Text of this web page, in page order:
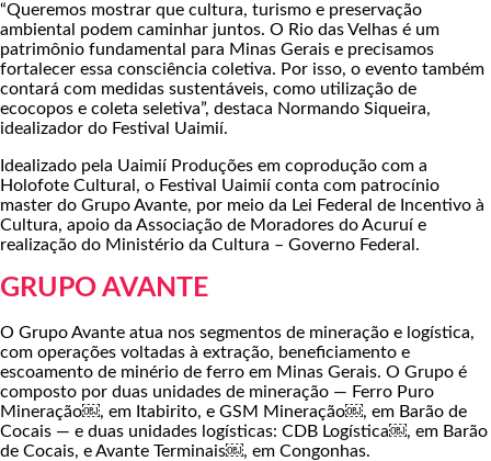
“Queremos mostrar que cultura, turismo e preservação
ambiental podem caminhar juntos. O Rio das Velhas é um
patrimônio fundamental para Minas Gerais e precisamos
fortalecer essa consciência coletiva. Por isso, o evento também
contará com medidas sustentáveis, como utilização de
ecocopos e coleta seletiva”, destaca Normando Siqueira,
idealizador do Festival Uaimií.
Idealizado pela Uaimií Produções em coprodução com a
Holofote Cultural, o Festival Uaimií conta com patrocínio
master do Grupo Avante, por meio da Lei Federal de Incentivo à
Cultura, apoio da Associação de Moradores do Acuruí e
realização do Ministério da Cultura – Governo Federal.
GRUPO AVANTE
O Grupo Avante atua nos segmentos de mineração e logística,
com operações voltadas à extração, beneficiamento e
escoamento de minério de ferro em Minas Gerais. O Grupo é
composto por duas unidades de mineração — Ferro Puro
Mineração￼, em Itabirito, e GSM Mineração￼, em Barão de
Cocais — e duas unidades logísticas: CDB Logística￼, em Barão
de Cocais, e Avante Terminais￼, em Congonhas.